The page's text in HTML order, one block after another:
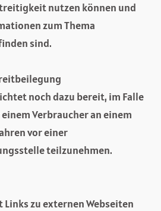
nutzen können und
zum Thema
sind.
noch dazu bereit, im Falle
Verbraucher an einem
vor einer
teilzunehmen.
zu externen Webseiten